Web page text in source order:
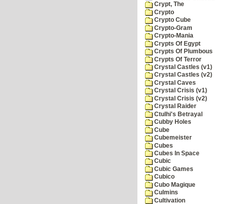
Crypt, The
Crypto
Crypto Cube
Crypto-Gram
Crypto-Mania
Crypts Of Egypt
Crypts Of Plumbous
Crypts Of Terror
Crystal Castles (v1)
Crystal Castles (v2)
Crystal Caves
Crystal Crisis (v1)
Crystal Crisis (v2)
Crystal Raider
Ctulhi's Betrayal
Cubby Holes
Cube
Cubemeister
Cubes
Cubes In Space
Cubic
Cubic Games
Cubico
Cubo Magique
Culmins
Cultivation